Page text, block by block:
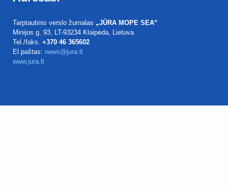
Tarptautinis verslo žurnalas „JŪRA MOPE SEA“
Minijos g. 93, LT-93234 Klaipėda, Lietuva
Tel./faks. +370 46 365602
El.paštas: news@jura.lt
www.jura.lt